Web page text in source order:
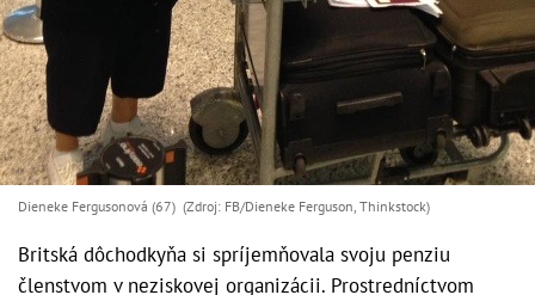
Dieneke Fergusonová (67) (Zdroj: FB/Dieneke Ferguson, Thinkstock)
Britská dôchodkyňa si spríjemňovala svoju penziu
členstvom v neziskovej organizácii. Prostredníctvom